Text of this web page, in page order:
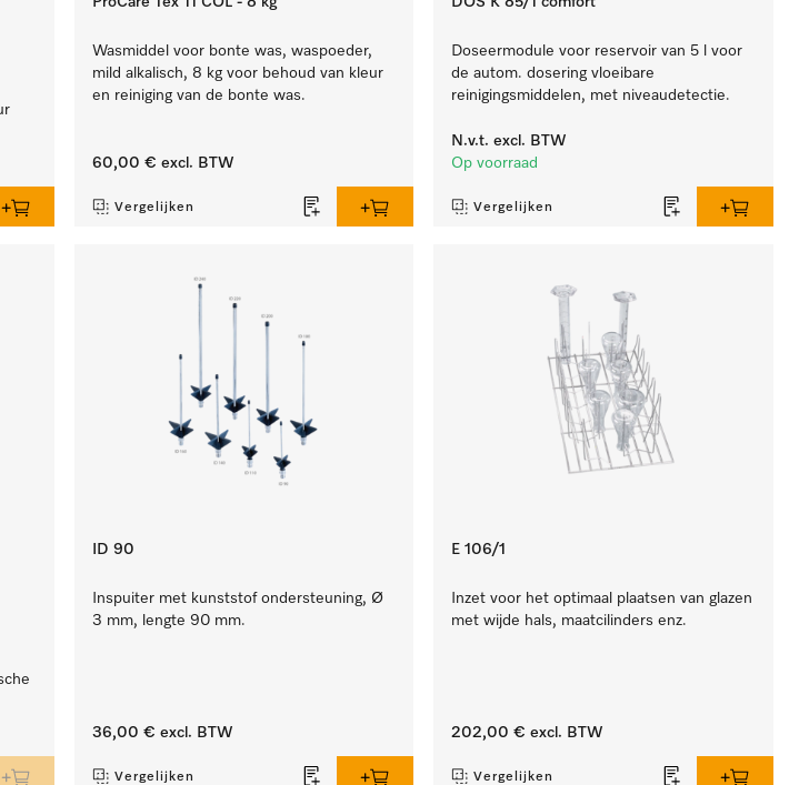
Wasmiddel voor bonte was, waspoeder,
mild alkalisch, 8 kg voor behoud van kleur
en reiniging van de bonte was.
60,00 € excl. BTW
Vergelijken
Doseermodule voor reservoir van 5 l voor
de autom. dosering vloeibare
reinigingsmiddelen, met niveaudetectie.
N.v.t. excl. BTW
Op voorraad
Vergelijken
ID 90
Inspuiter met kunststof ondersteuning, Ø
3 mm, lengte 90 mm.
36,00 € excl. BTW
Vergelijken
E 106/1
Inzet voor het optimaal plaatsen van glazen
met wijde hals, maatcilinders enz.
202,00 € excl. BTW
Vergelijken